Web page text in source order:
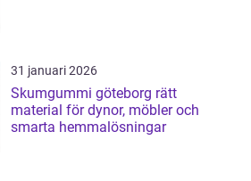
31 januari 2026
Skumgummi göteborg rätt
material för dynor, möbler och
smarta hemmalösningar